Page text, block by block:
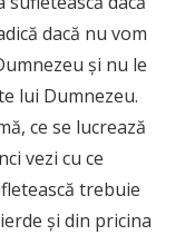
dacă nu vom
şi nu le
lui Dumnezeu.
ce se lucrează
vezi cu ce
trebuie
şi din pricina